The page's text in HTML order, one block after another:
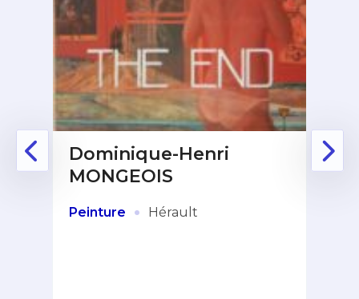
Dominique-Henri
MONGEOIS
Peinture · Hérault